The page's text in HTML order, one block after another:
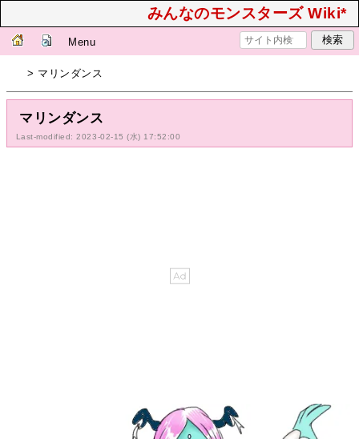
みんなのモンスターズ Wiki*
Menu
> マリンダンス
マリンダンス
Last-modified: 2023-02-15 (水) 17:52:00